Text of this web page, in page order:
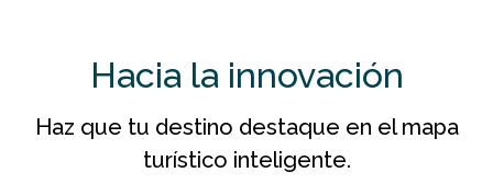
Hacia la innovación
Haz que tu destino destaque en el mapa
turístico inteligente.